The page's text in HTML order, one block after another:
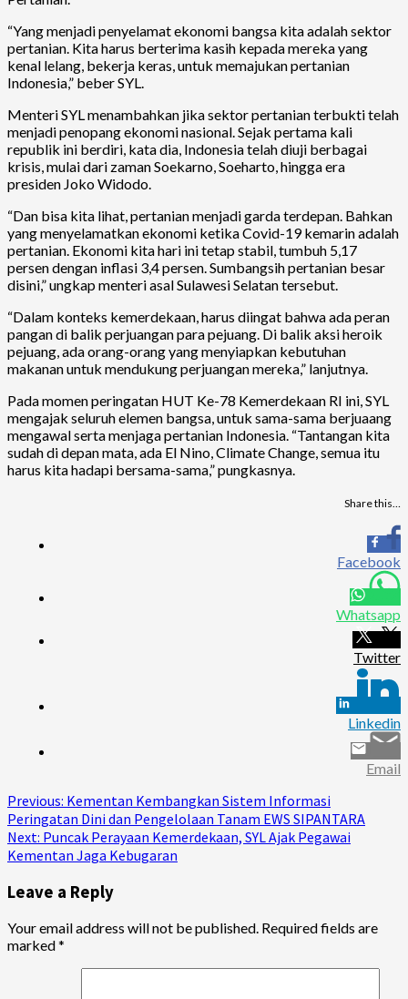
“Yang menjadi penyelamat ekonomi bangsa kita adalah sektor
pertanian. Kita harus berterima kasih kepada mereka yang
kenal lelang, bekerja keras, untuk memajukan pertanian
Indonesia,” beber SYL.
Menteri SYL menambahkan jika sektor pertanian terbukti telah
menjadi penopang ekonomi nasional. Sejak pertama kali
republik ini berdiri, kata dia, Indonesia telah diuji berbagai
krisis, mulai dari zaman Soekarno, Soeharto, hingga era
presiden Joko Widodo.
“Dan bisa kita lihat, pertanian menjadi garda terdepan. Bahkan
yang menyelamatkan ekonomi ketika Covid-19 kemarin adalah
pertanian. Ekonomi kita hari ini tetap stabil, tumbuh 5,17
persen dengan inflasi 3,4 persen. Sumbangsih pertanian besar
disini,” ungkap menteri asal Sulawesi Selatan tersebut.
“Dalam konteks kemerdekaan, harus diingat bahwa ada peran
pangan di balik perjuangan para pejuang. Di balik aksi heroik
pejuang, ada orang-orang yang menyiapkan kebutuhan
makanan untuk mendukung perjuangan mereka,” lanjutnya.
Pada momen peringatan HUT Ke-78 Kemerdekaan RI ini, SYL
mengajak seluruh elemen bangsa, untuk sama-sama berjuaang
mengawal serta menjaga pertanian Indonesia. “Tantangan kita
sudah di depan mata, ada El Nino, Climate Change, semua itu
harus kita hadapi bersama-sama,” pungkasnya.
Share this…
Facebook
Whatsapp
Twitter
Linkedin
Email
Continue
Reading
Previous: Kementan Kembangkan Sistem Informasi
Peringatan Dini dan Pengelolaan Tanam EWS SIPANTARA
Next: Puncak Perayaan Kemerdekaan, SYL Ajak Pegawai
Kementan Jaga Kebugaran
Leave a Reply
Your email address will not be published. Required fields are
marked*